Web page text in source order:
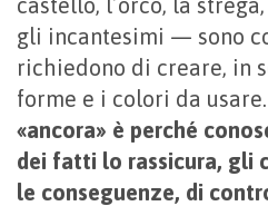
gli incantesimi — sono
richiedono di creare, in
forme e i colori da usare.
«ancora» è perché
dei fatti lo rassicura, gli
le conseguenze, di